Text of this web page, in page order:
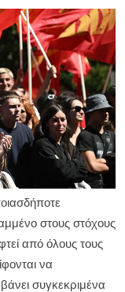
στους στόχους
από όλους τους
να
συγκεκριμένα